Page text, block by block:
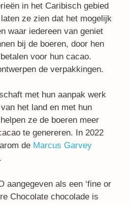
in het Caribisch gebied
ze zien dat het mogelijk
waar iedereen van geniet
bij de boeren, door hen
voor hun cacao.
de verpakkingen.
met hun aanpak werk
het land en met hun
ze de boeren meer
te genereren. In 2022
de Marcus Garvey
aangegeven als een ‘fine or
Chocolate chocolade is